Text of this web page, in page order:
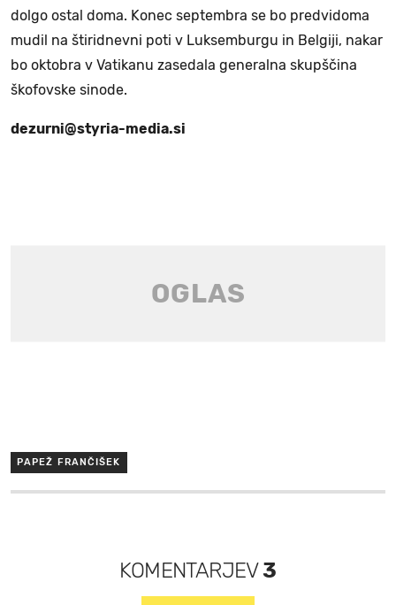
dolgo ostal doma. Konec septembra se bo predvidoma
mudil na štiridnevni poti v Luksemburgu in Belgiji, nakar
bo oktobra v Vatikanu zasedala generalna skupščina
škofovske sinode.
dezurni@styria-media.si
PAPEŽ FRANČIŠEK
KOMENTARJEV3